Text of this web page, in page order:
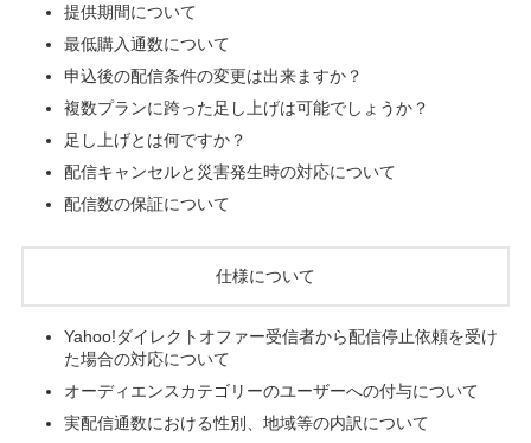
提供期間について
最低購入通数について
申込後の配信条件の変更は出来ますか？
複数プランに跨った足し上げは可能でしょうか？
足し上げとは何ですか？
配信キャンセルと災害発生時の対応について
配信数の保証について
仕様について
Yahoo!ダイレクトオファー受信者から配信停止依頼を受け
た場合の対応について
オーディエンスカテゴリーのユーザーへの付与について
実配信通数における性別、地域等の内訳について